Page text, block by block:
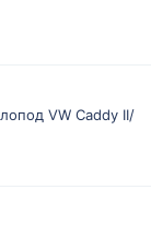
VW Caddy II/